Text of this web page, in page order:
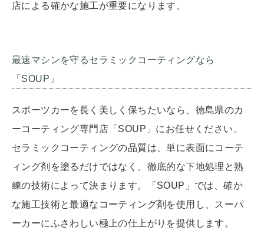
店による確かな施工が重要になります。
最速マシンを守るセラミックコーティングなら
「SOUP」
スポーツカーを長く美しく保ちたいなら、徳島県のカ
ーコーティング専門店「SOUP」にお任せください。
セラミックコーティングの品質は、単に表面にコーテ
ィング剤を塗るだけではなく、徹底的な下地処理と熟
練の技術によって決まります。「SOUP」では、確か
な施工技術と最適なコーティング剤を使用し、スーパ
ーカーにふさわしい極上の仕上がりを提供します。